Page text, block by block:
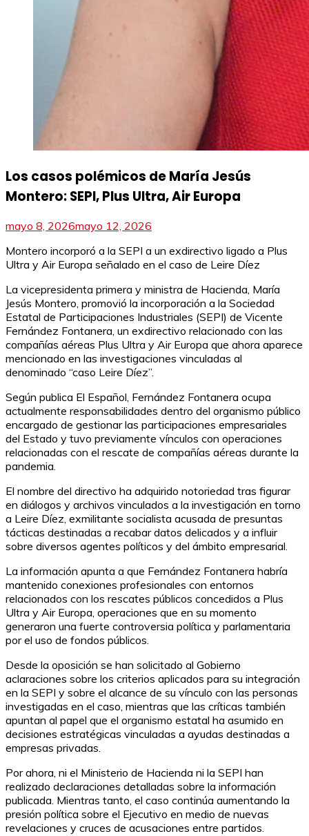
Los casos polémicos de María Jesús
Montero: SEPI, Plus Ultra, Air Europa
mayo 8, 2026mayo 12, 2026
Montero incorporó a la SEPI a un exdirectivo ligado a Plus
Ultra y Air Europa señalado en el caso de Leire Díez
La vicepresidenta primera y ministra de Hacienda, María
Jesús Montero, promovió la incorporación a la Sociedad
Estatal de Participaciones Industriales (SEPI) de Vicente
Fernández Fontanera, un exdirectivo relacionado con las
compañías aéreas Plus Ultra y Air Europa que ahora aparece
mencionado en las investigaciones vinculadas al
denominado “caso Leire Díez”.
Según publica El Español, Fernández Fontanera ocupa
actualmente responsabilidades dentro del organismo público
encargado de gestionar las participaciones empresariales
del Estado y tuvo previamente vínculos con operaciones
relacionadas con el rescate de compañías aéreas durante la
pandemia.
El nombre del directivo ha adquirido notoriedad tras figurar
en diálogos y archivos vinculados a la investigación en torno
a Leire Díez, exmilitante socialista acusada de presuntas
tácticas destinadas a recabar datos delicados y a influir
sobre diversos agentes políticos y del ámbito empresarial.
La información apunta a que Fernández Fontanera habría
mantenido conexiones profesionales con entornos
relacionados con los rescates públicos concedidos a Plus
Ultra y Air Europa, operaciones que en su momento
generaron una fuerte controversia política y parlamentaria
por el uso de fondos públicos.
Desde la oposición se han solicitado al Gobierno
aclaraciones sobre los criterios aplicados para su integración
en la SEPI y sobre el alcance de su vínculo con las personas
investigadas en el caso, mientras que las críticas también
apuntan al papel que el organismo estatal ha asumido en
decisiones estratégicas vinculadas a ayudas destinadas a
empresas privadas.
Por ahora, ni el Ministerio de Hacienda ni la SEPI han
realizado declaraciones detalladas sobre la información
publicada. Mientras tanto, el caso continúa aumentando la
presión política sobre el Ejecutivo en medio de nuevas
revelaciones y cruces de acusaciones entre partidos.